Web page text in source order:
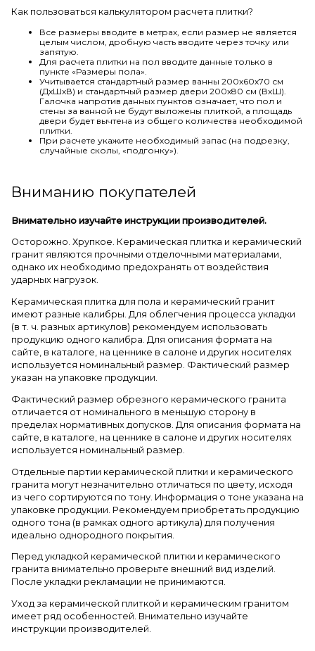
Как пользоваться калькулятором расчета плитки?
Все размеры вводите в метрах, если размер не является
целым числом, дробную часть вводите через точку или
запятую.
Для расчета плитки на пол вводите данные только в
пункте «Размеры пола».
Учитывается стандартный размер ванны 200х60х70 см
(ДхШхВ) и стандартный размер двери 200х80 см (ВхШ).
Галочка напротив данных пунктов означает, что пол и
стены за ванной не будут выложены плиткой, а площадь
двери будет вычтена из общего количества необходимой
плитки.
При расчете укажите необходимый запас (на подрезку,
случайные сколы, «подгонку»).
Вниманию покупателей
Внимательно изучайте инструкции производителей.
Осторожно. Хрупкое. Керамическая плитка и керамический
гранит являются прочными отделочными материалами,
однако их необходимо предохранять от воздействия
ударных нагрузок.
Керамическая плитка для пола и керамический гранит
имеют разные калибры. Для облегчения процесса укладки
(в т. ч. разных артикулов) рекомендуем использовать
продукцию одного калибра. Для описания формата на
сайте, в каталоге, на ценнике в салоне и других носителях
используется номинальный размер. Фактический размер
указан на упаковке продукции.
Фактический размер обрезного керамического гранита
отличается от номинального в меньшую сторону в
пределах нормативных допусков. Для описания формата на
сайте, в каталоге, на ценнике в салоне и других носителях
используется номинальный размер.
Отдельные партии керамической плитки и керамического
гранита могут незначительно отличаться по цвету, исходя
из чего сортируются по тону. Информация о тоне указана на
упаковке продукции. Рекомендуем приобретать продукцию
одного тона (в рамках одного артикула) для получения
идеально однородного покрытия.
Перед укладкой керамической плитки и керамического
гранита внимательно проверьте внешний вид изделий.
После укладки рекламации не принимаются.
Уход за керамической плиткой и керамическим гранитом
имеет ряд особенностей. Внимательно изучайте
инструкции производителей.